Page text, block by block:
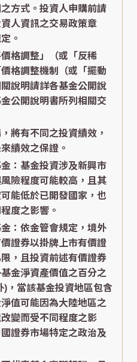
方式。投資人申購前請
人資訊之交易政策章
。
格調整」（或「反稀
格調整機制（或「擺動
說明請詳各基金公開說
公開說明書所列相關交
將有不同之投資績效，
績效之保證。
：基金投資涉及新興市
險程度可能較高，且其
能低於已開發國家，也
度之影響。
：依金管會規定，境外
證券以掛牌上市有價證
，且投資前述有價證券
金淨資產價值之百分之
)，當該基金投資地區包含
值可能因為大陸地區之
變而受不同程度之影
證券市場特定之政治及